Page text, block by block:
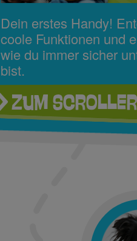
Dein erstes Handy!
coole Funktionen und
wie du immer sicher
bist.
Zum SCROLLER